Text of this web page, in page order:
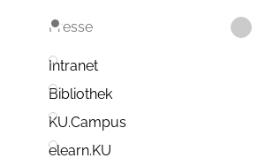
Presse
Intranet
Bibliothek
KU.Campus
elearn.KU